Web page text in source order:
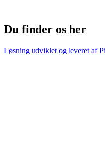
Du finder os her
Løsning udviklet og leveret af